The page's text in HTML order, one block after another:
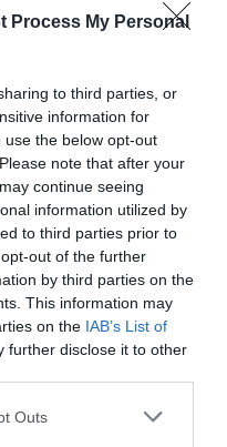
Process My Personal
to third parties, or
information for
the below opt-out
note that after your
continue seeing
information utilized by
to third parties prior to
out of the further
by third parties on the
This information may
on the IAB’s List of
further disclose it to other
Outs